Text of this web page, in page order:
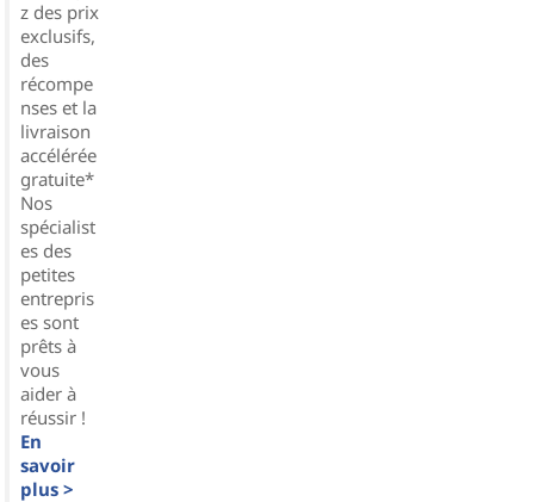
z des prix
exclusifs,
des
récompe
nses et la
livraison
accélérée
gratuite*
Nos
spécialist
es des
petites
entrepris
es sont
prêts à
vous
aider à
réussir !
En
savoir
plus >